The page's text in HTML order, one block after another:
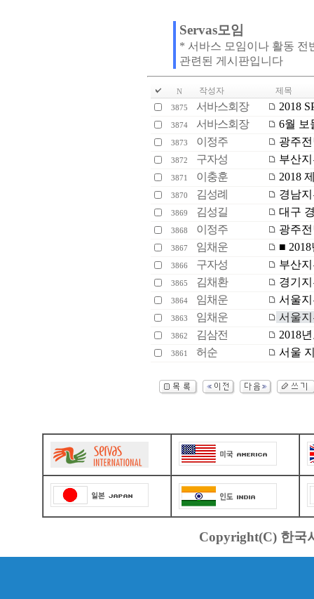
Servas모임
* 서바스 모임이나 활동 전
관련된 게시판입니다
N 작성자 제목
3875 서바스회장 2018
3874 서바스회장 6월 보
3873 이정주 광주
3872 구자성 부산
3871 이충훈 2018
3870 김성례 경남
3869 김성길 대구
3868 이정주 광주
3867 임채운 ■
3866 구자성 부산
3865 김채환 경기
3864 임채운 서울
3863 임채운 서울
3862 김삼전 2018
3861 허순 서울
Copyright(C) 한국